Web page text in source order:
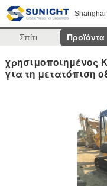
Shanghai
Σπίτι Προϊόντα
χρησιμοποιημένος
για τη μετατόπιση